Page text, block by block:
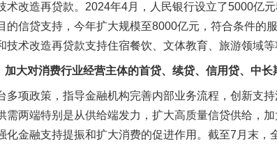
改造再贷款。2024年4月，人民银行设立了5000亿元
的信贷支持，今年扩大规模至8000亿元，符合条件的
技术改造再贷款支持住宿餐饮、文体教育、旅游领域
加大对消费行业经营主体的首贷、续贷、信用贷、中长
政策，指导金融机构完善内部业务流程，创新支持
需两端特别是从供给端发力，扩大高质量信贷供给，
化金融支持提振和扩大消费的促进作用。截至7月末，